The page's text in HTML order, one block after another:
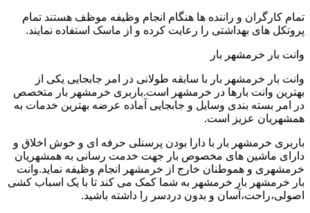
تمام کارگران و راننده ها هنگام انجام وظیفه موظف هستند تمام
پروتکل های بهداشتی را رعایت کرده و از ماسک استفاده نمایند.
وانت بار خرمشهر بار
وانت بار خرمشهر بار با سابقه طولانی در امر جابجایی یکی از
بهترین وانت بارها در خرمشهر است.باربری خرمشهر بار متخصص
در امر بسته بندی وسایل و جابجایی آماده عرضه بهترین خدمات به
همشهریان عزیز است.
باربری خرمشهر بار با دارا بودن پرسنلی حرفه ای و خوش اخلاق و
دارای ماشین های مخصوص بار جهت خدمت رسانی به همشهریان
خرمشهری و هموطنان خارج از خرمشهر انجام وظیفه نماید.وانت
بار خرمشهر بار خرمشهر به شما کمک می کند تا با یک اسباب کشی
اصولی،راحت،آسان و بدون دردسر را داشته باشید.